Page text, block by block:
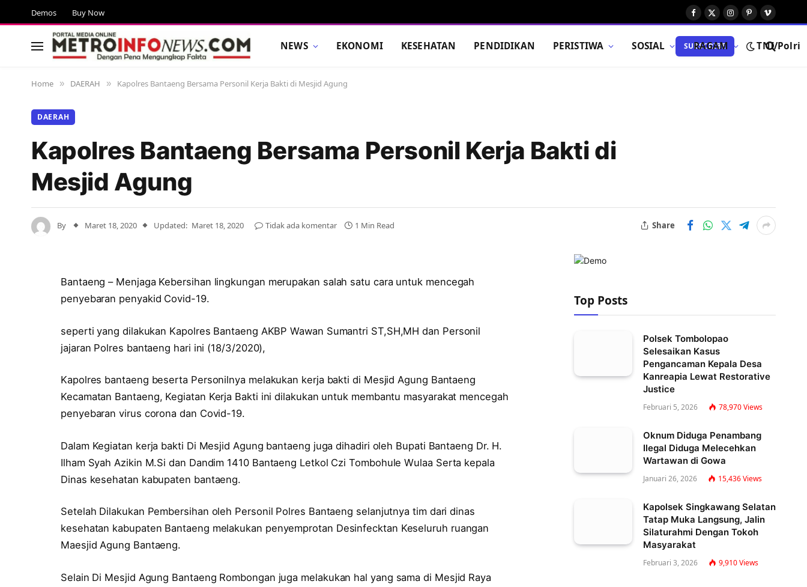
Demos Buy Now
Facebook
X
Instagram
Pinterest
Vimeo
NEWS EKONOMI KESEHATAN PENDIDIKAN PERISTIWA SOSIAL RAGAM TNI/Polri
SUBSCRIBE
Home » DAERAH » Kapolres Bantaeng Bersama Personil Kerja Bakti di Mesjid Agung
DAERAH
Kapolres Bantaeng Bersama Personil Kerja Bakti di
Mesjid Agung
By Maret 18, 2020 Updated: Maret 18, 2020 Tidak ada komentar 1 Min Read Share
Bantaeng – Menjaga Kebersihan lingkungan merupakan salah satu cara untuk mencegah
penyebaran penyakid Covid-19.
seperti yang dilakukan Kapolres Bantaeng AKBP Wawan Sumantri ST,SH,MH dan Personil
jajaran Polres bantaeng hari ini (18/3/2020),
Kapolres bantaeng beserta Personilnya melakukan kerja bakti di Mesjid Agung Bantaeng
Kecamatan Bantaeng, Kegiatan Kerja Bakti ini dilakukan untuk membantu masyarakat mencegah
penyebaran virus corona dan Covid-19.
Dalam Kegiatan kerja bakti Di Mesjid Agung bantaeng juga dihadiri oleh Bupati Bantaeng Dr. H.
Ilham Syah Azikin M.Si dan Dandim 1410 Bantaeng Letkol Czi Tombohule Wulaa Serta kepala
Dinas kesehatan kabupaten bantaeng.
Setelah Dilakukan Pembersihan oleh Personil Polres Bantaeng selanjutnya tim dari dinas
kesehatan kabupaten Bantaeng melakukan penyemprotan Desinfecktan Keseluruh ruangan
Maesjid Agung Bantaeng.
Selain Di Mesjid Agung Bantaeng Rombongan juga melakukan hal yang sama di Mesjid Raya
Top Posts
Polsek Tombolopao
Selesaikan Kasus
Pengancaman Kepala Desa
Kanreapia Lewat Restorative
Justice
Februari 5, 2026 78,970Views
Oknum Diduga Penambang
Ilegal Diduga Melecehkan
Wartawan di Gowa
Januari 26, 2026 15,436Views
Kapolsek Singkawang Selatan
Tatap Muka Langsung, Jalin
Silaturahmi Dengan Tokoh
Masyarakat
Februari 3, 2026 9,910Views